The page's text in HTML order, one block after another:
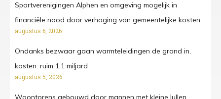
Sportverenigingen Alphen en omgeving mogelijk in
financiële nood door verhoging van gemeentelijke kosten
augustus 6, 2026
Ondanks bezwaar gaan warmteleidingen de grond in,
kosten: ruim 1,1 miljard
augustus 5, 2026
Woontorens gebouwd door mannen met kleine lullen,